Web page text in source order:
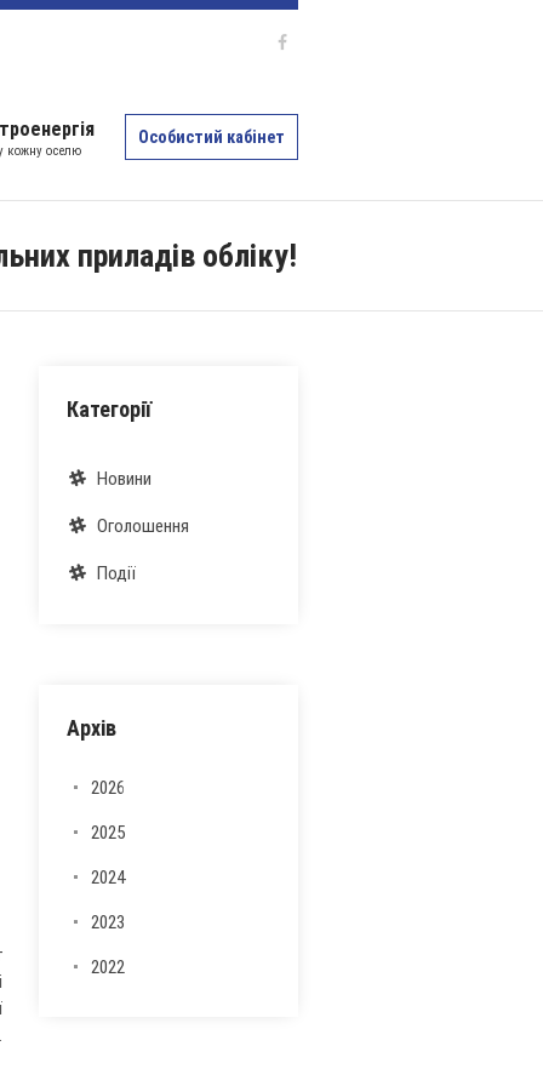
Особистий кабінет
кожну оселю
приладів обліку!
Категорії
Новини
Оголошення
Події
Архів
2026
2025
2024
2023
2022